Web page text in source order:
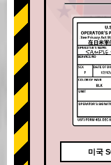
미국